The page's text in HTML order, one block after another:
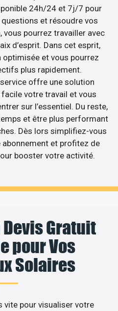
24h/24 et 7j/7 pour
et résoudre vos
vous pourrez travailler avec
d’esprit. Dans cet esprit,
et vous pourrez
plus rapidement.
offre une solution
votre travail et vous
sur l’essentiel. Du reste,
et être plus performant
Dès lors simplifiez-vous
abonnement et profitez de
booster votre activité.
Devis Gratuit
pour Vos
Solaires
vite pour visualiser votre